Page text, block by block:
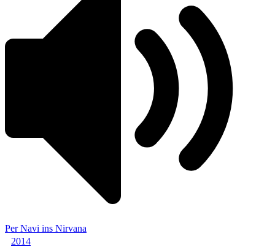
Per Navi ins Nirvana
2014